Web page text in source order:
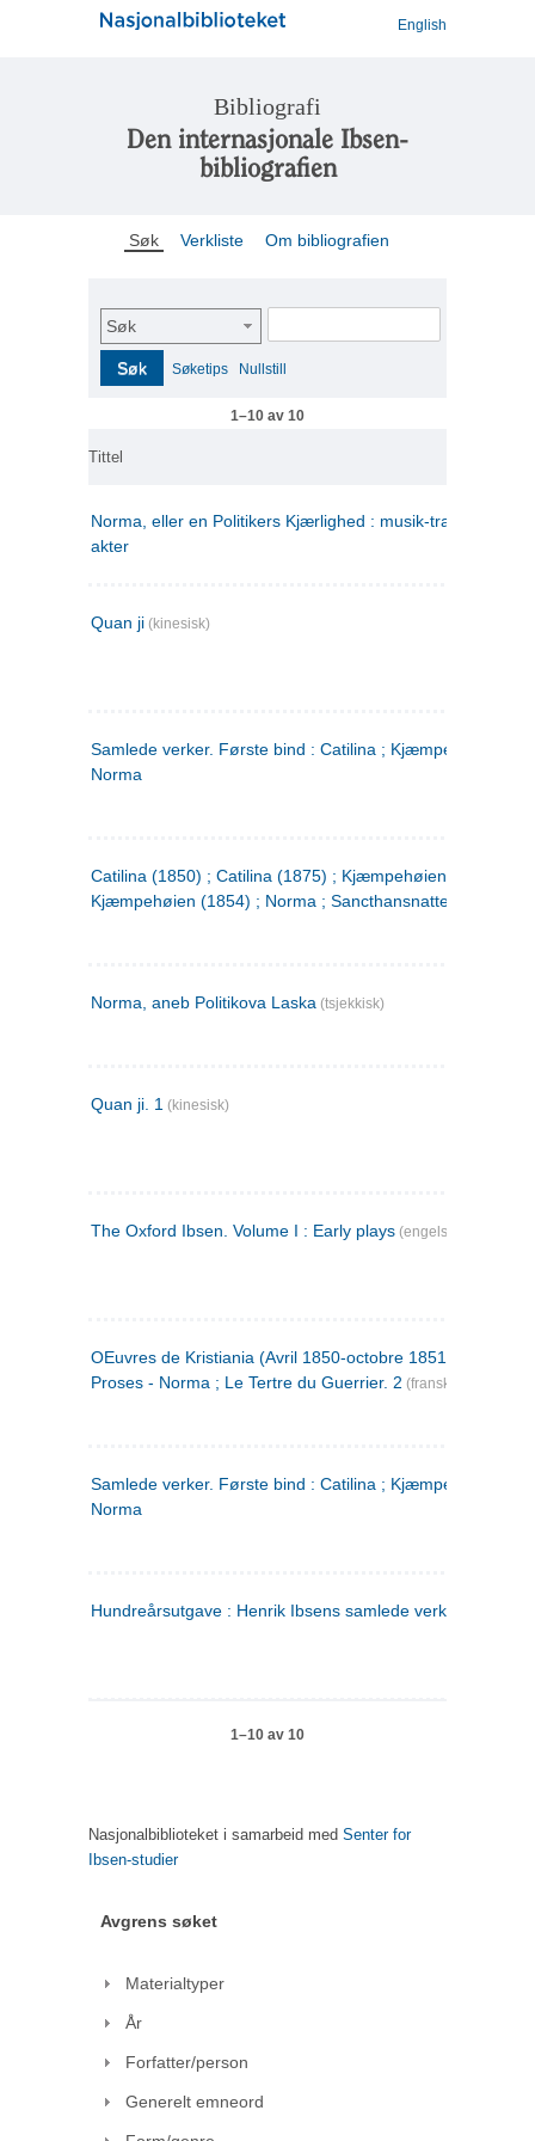
English
Bibliografi
Den internasjonale Ibsen-
bibliografien
Søk Verkliste Om bibliografien
Søk
Søk Søketips Nullstill
1–10 av 10
Tittel
Norma, eller en Politikers Kjærlighed : musik-tragedie i tre
akter
Quan ji (kinesisk)
Samlede verker. Første bind : Catilina ; Kjæmpehøien ;
Norma
Catilina (1850) ; Catilina (1875) ; Kjæmpehøien (1850) ;
Kjæmpehøien (1854) ; Norma ; Sancthansnatten
Norma, aneb Politikova Laska (tsjekkisk)
Quan ji. 1 (kinesisk)
The Oxford Ibsen. Volume I : Early plays (engelsk)
OEuvres de Kristiania (Avril 1850-octobre 1851) : Poèmes
Proses - Norma ; Le Tertre du Guerrier. 2 (fransk)
Samlede verker. Første bind : Catilina ; Kjæmpehøien ;
Norma
Hundreårsutgave : Henrik Ibsens samlede verker. 1
1–10 av 10
Nasjonalbiblioteket i samarbeid med Senter for
Ibsen-studier
Avgrens søket
Materialtyper
År
Forfatter/person
Generelt emneord